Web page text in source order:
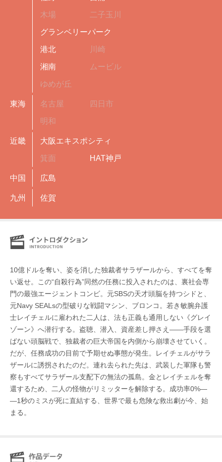
木場 二子玉川
グランベリーパーク
港北 川崎
湘南 ムービル
ゆめが丘
東海 名古屋 四日市
明和
近畿 大阪エキスポシティ
箕面 HAT神戸
中国 広島
九州 佐賀
10億ドルを奪い、姿を消した独裁者サラザールから、すべてを奪
い返せ。この“自殺行為”同然の任務に投入されたのは、裏社会専
門の最強エージェントコンビ。元SBSの天才頭脳を持つシドと、
元Navy SEALsの型破りな戦闘マシン、ブロンコ。若き敏腕弁護
士レイチェルに雇われた二人は、法も正義も通用しない《グレイ
ゾーン》へ潜行する。盗聴、潜入、資産差し押さえ――手段を選
ばない頭脳戦で、独裁者の巨大帝国を内側から崩壊させていく。
だが、任務成功の目前で予期せぬ事態が発生。レイチェルがサラ
ザールに誘拐されたのだ。連れ去られた先は、武装した軍隊も警
察もすべてサラザール支配下の無法の孤島。金とレイチェルを奪
還するため、二人の怪物がリミッターを解除する。成功率0%―
―1秒のミスが死に直結する、世界で最も危険な救出劇が今、始
まる。